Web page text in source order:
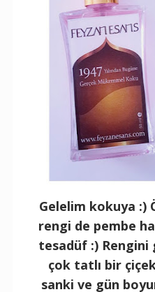
Gelelim kokuya :)
rengi de pembe
tesadüf :) Rengini
çok tatlı bir çiçek
sanki ve gün